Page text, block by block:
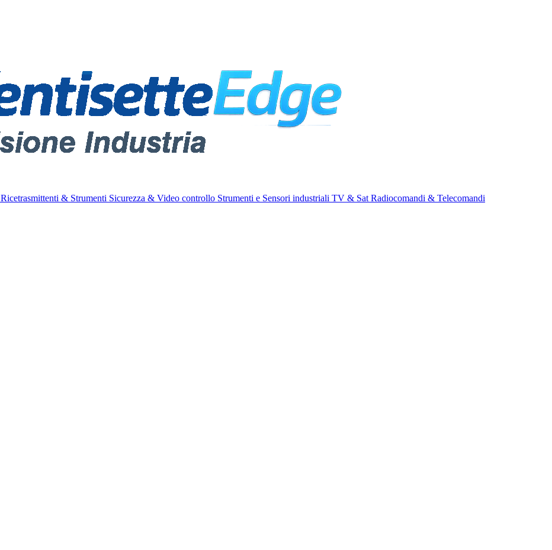
Ricetrasmittenti & Strumenti Sicurezza & Video controllo Strumenti e Sensori industriali TV & Sat Radiocomandi & Telecomandi